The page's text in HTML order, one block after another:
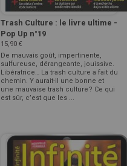
Trash Culture : le livre ultime -
Pop Up n°19
15,90 €
De mauvais goût, impertinente,
sulfureuse, dérangeante, jouissive.
Libératrice… La trash culture a fait du
chemin. Y aurait-il une bonne et
une mauvaise trash culture ? Ce qui
est sûr, c’est que les ...